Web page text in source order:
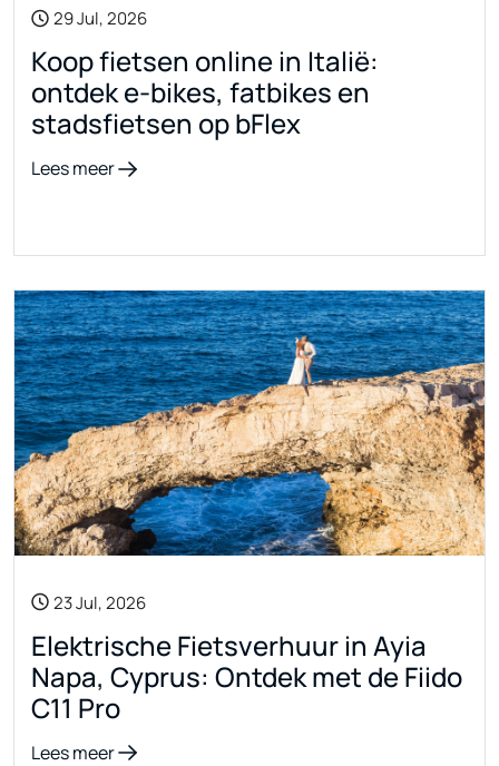
29 Jul, 2026
Koop fietsen online in Italië:
ontdek e-bikes, fatbikes en
stadsfietsen op bFlex
Lees meer
23 Jul, 2026
Elektrische Fietsverhuur in Ayia
Napa, Cyprus: Ontdek met de Fiido
C11 Pro
Lees meer